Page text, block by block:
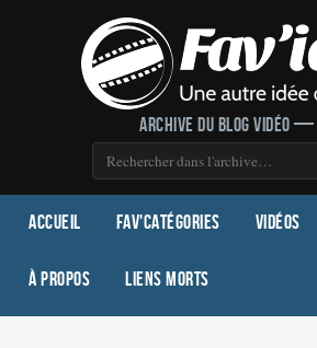
Archive du blog vidéo —
Accueil Fav'Catégories Vidéos
À propos Liens morts